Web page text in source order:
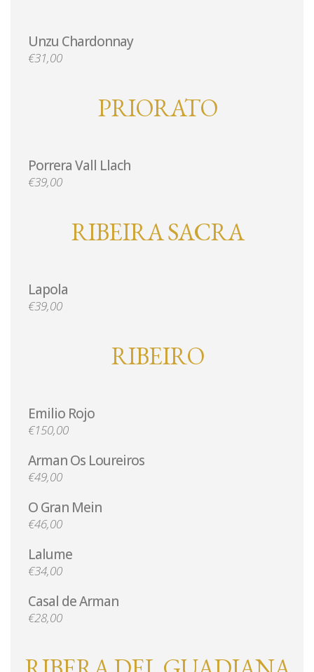
Unzu Chardonnay
€31,00
PRIORATO
Porrera Vall Llach
€39,00
RIBEIRA SACRA
Lapola
€39,00
RIBEIRO
Emilio Rojo
€150,00
Arman Os Loureiros
€49,00
O Gran Mein
€46,00
Lalume
€34,00
Casal de Arman
€28,00